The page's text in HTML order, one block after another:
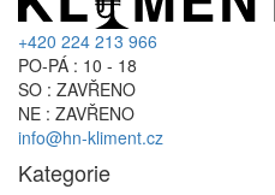
+420 224 213 966
PO-PÁ : 10 - 18
SO : ZAVŘENO
NE : ZAVŘENO
info@hn-kliment.cz
Kategorie